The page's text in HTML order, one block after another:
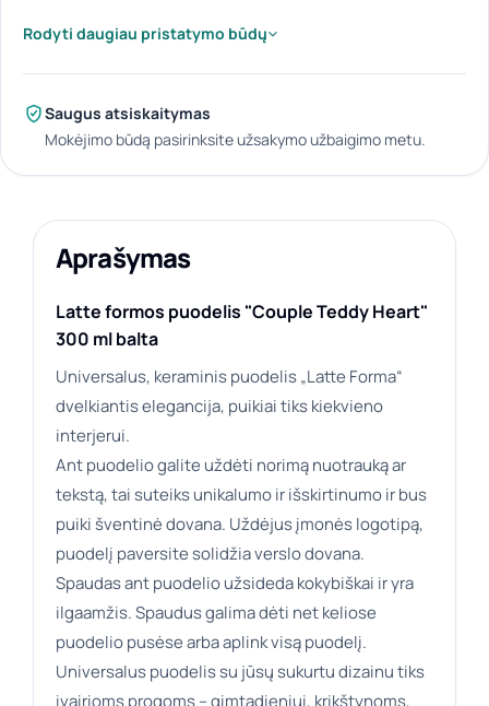
Rodyti daugiau pristatymo būdų
Saugus atsiskaitymas
Mokėjimo būdą pasirinksite užsakymo užbaigimo metu.
Aprašymas
Latte formos puodelis "Couple Teddy Heart"
300 ml balta
Universalus, keraminis puodelis „Latte Forma“
dvelkiantis elegancija, puikiai tiks kiekvieno
interjerui.
Ant puodelio galite uždėti norimą nuotrauką ar
tekstą, tai suteiks unikalumo ir išskirtinumo ir bus
puiki šventinė dovana. Uždėjus įmonės logotipą,
puodelį paversite solidžia verslo dovana.
Spaudas ant puodelio užsideda kokybiškai ir yra
ilgaamžis. Spaudus galima dėti net keliose
puodelio pusėse arba aplink visą puodelį.
Universalus puodelis su jūsų sukurtu dizainu tiks
įvairioms progoms – gimtadieniui, krikštynoms,